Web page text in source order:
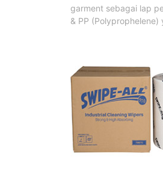
garment sebagai lap
& PP